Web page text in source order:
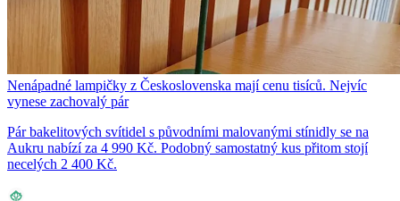
Nenápadné lampičky z Československa mají cenu tisíců. Nejvíc
vynese zachovalý pár
Pár bakelitových svítidel s původními malovanými stínidly se na
Aukru nabízí za 4 990 Kč. Podobný samostatný kus přitom stojí
necelých 2 400 Kč.